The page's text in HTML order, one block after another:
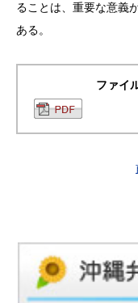
ることは、重要な意義
ある。
ファイ